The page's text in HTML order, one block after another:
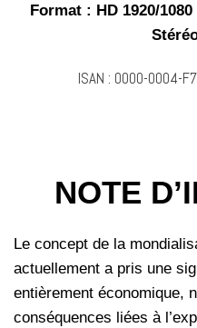
Format : HD 1920/
ISAN : 0000-0004-
NOTE
Le concept de la
actuellement a pris une
entièrement économique,
conséquences liées à